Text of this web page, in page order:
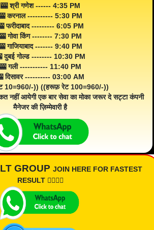
🎰 श्री गणेश ------ 4:35 PM
करनाल ---------- 5:30 PM
फरीदाबाद --------- 6:05 PM
गोवा किंग -------- 7:30 PM
गाजियाबाद ------- 9:40 PM
दुबई गोल्ड -------- 10:30 PM
🎰 गली ----------- 11:40 PM
दिसावर ---------- 03:00 AM
10=960/-)) ((हरूफ़ रेट 100=960/-))
नहीं आयेगी एक बार सेवा का मोका जरूर दे सट्टा कंपनी
मैनेजर की ज़िम्मेवारी है
GROUP JOIN HERE FOR FASTEST
RESULT 👇🏾👇🏾